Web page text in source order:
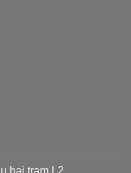
hai trạm L2